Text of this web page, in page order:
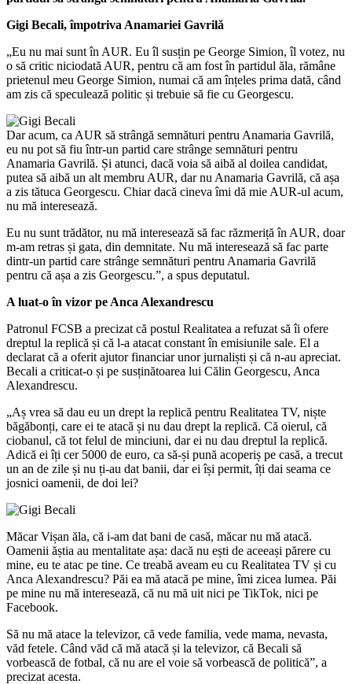
Gigi Becali, împotriva Anamariei Gavrilă
„Eu nu mai sunt în AUR. Eu îl susțin pe George Simion, îl votez, nu
o să critic niciodată AUR, pentru că am fost în partidul ăla, rămâne
prietenul meu George Simion, numai că am înțeles prima dată, când
am zis că speculează politic și trebuie să fie cu Georgescu.
Dar acum, ca AUR să strângă semnături pentru Anamaria Gavrilă,
eu nu pot să fiu într-un partid care strânge semnături pentru
Anamaria Gavrilă. Și atunci, dacă voia să aibă al doilea candidat,
putea să aibă un alt membru AUR, dar nu Anamaria Gavrilă, că așa
a zis tătuca Georgescu. Chiar dacă cineva îmi dă mie AUR-ul acum,
nu mă interesează.
Eu nu sunt trădător, nu mă interesează să fac răzmeriță în AUR, doar
m-am retras și gata, din demnitate. Nu mă interesează să fac parte
dintr-un partid care strânge semnături pentru Anamaria Gavrilă
pentru că așa a zis Georgescu.”, a spus deputatul.
A luat-o în vizor pe Anca Alexandrescu
Patronul FCSB a precizat că postul Realitatea a refuzat să îi ofere
dreptul la replică și că l-a atacat constant în emisiunile sale. El a
declarat că a oferit ajutor financiar unor jurnaliști și că n-au apreciat.
Becali a criticat-o și pe susținătoarea lui Călin Georgescu, Anca
Alexandrescu.
„Aș vrea să dau eu un drept la replică pentru Realitatea TV, niște
băgăbonți, care ei te atacă și nu dau drept la replică. Că oierul, că
ciobanul, că tot felul de minciuni, dar ei nu dau dreptul la replică.
Adică ei îți cer 5000 de euro, ca să-și pună acoperiș pe casă, a trecut
un an de zile și nu ți-au dat banii, dar ei își permit, îți dai seama ce
josnici oamenii, de doi lei?
Măcar Vișan ăla, că i-am dat bani de casă, măcar nu mă atacă.
Oamenii ăștia au mentalitate așa: dacă nu ești de aceeași părere cu
mine, eu te atac pe tine. Ce treabă aveam eu cu Realitatea TV și cu
Anca Alexandrescu? Păi ea mă atacă pe mine, îmi zicea lumea. Păi
pe mine nu mă interesează, că nu mă uit nici pe TikTok, nici pe
Facebook.
Să nu mă atace la televizor, că vede familia, vede mama, nevasta,
văd fetele. Când văd că mă atacă și la televizor, că Becali să
vorbească de fotbal, că nu are el voie să vorbească de politică”, a
precizat acesta.